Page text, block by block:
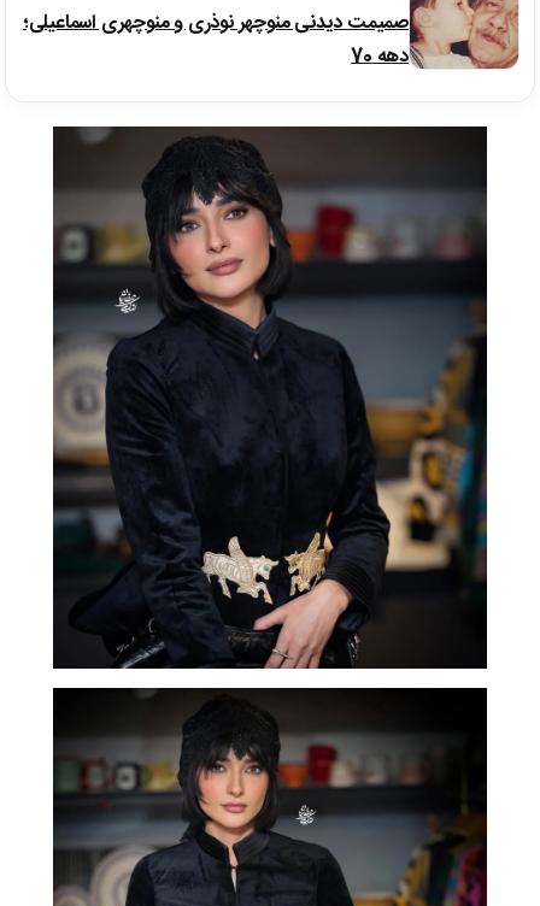
صمیمت دیدنی منوچهر نوذری و منوچهری اسماعیلی؛
دهه 70